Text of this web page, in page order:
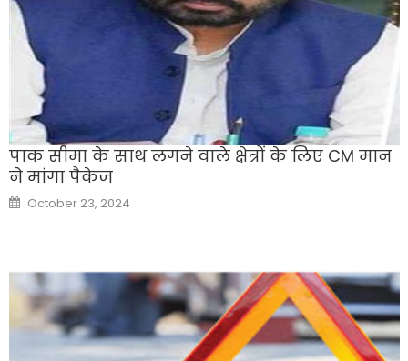
पाक सीमा के साथ लगने वाले क्षेत्रों के लिए CM मान
ने मांगा पैकेज
Posted
on
October 23, 2024